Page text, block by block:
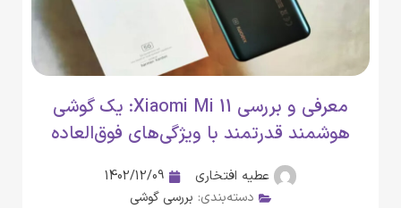
معرفی و بررسی Xiaomi Mi 11: یک گوشی
هوشمند قدرتمند با ویژگی‌های فوق‌العاده
عطیه افتخاری
1402/12/09
دسته‌بندی: بررسی گوشی